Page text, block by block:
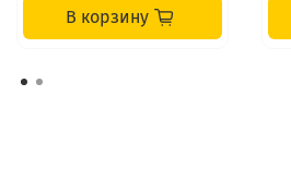
В корзину